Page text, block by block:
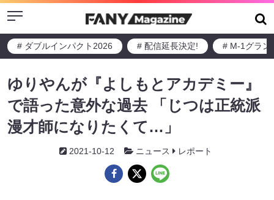
Menu
# ダブルインパクト2026 # 配信延長決定! # M-1グラン
ゆりやんが『よしもとアカデミー』
で語った意外な過去 「じつは正統派
漫才師になりたくて…」
2021-10-12 ニュース レポート